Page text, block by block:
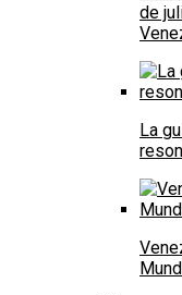
de
La